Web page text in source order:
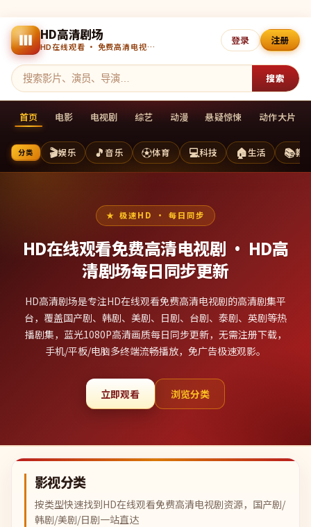
HD高清剧场
HD在线观看 · 免费高清电视剧 · 每日更新
搜索
登录 注册
首页 电影 电视剧 综艺 动漫 悬疑惊悚 动作大片
分类 🎬娱乐 🎵音乐 ⚽体育 💻科技 🏠生活 📚教
极速HD · 每日同步
HD在线观看免费高清电视剧 · HD高
清剧场每日同步更新
HD高清剧场是专注HD在线观看免费高清电视剧的高清剧集平
台，覆盖国产剧、韩剧、美剧、日剧、台剧、泰剧、英剧等热
播剧集，蓝光1080P高清画质每日同步更新，无需注册下载，
手机/平板/电脑多终端流畅播放，免广告极速观影。
立即观看 浏览分类
影视分类
按类型快速找到HD在线观看免费高清电视剧资源，国产剧/
韩剧/美剧/日剧一站直达